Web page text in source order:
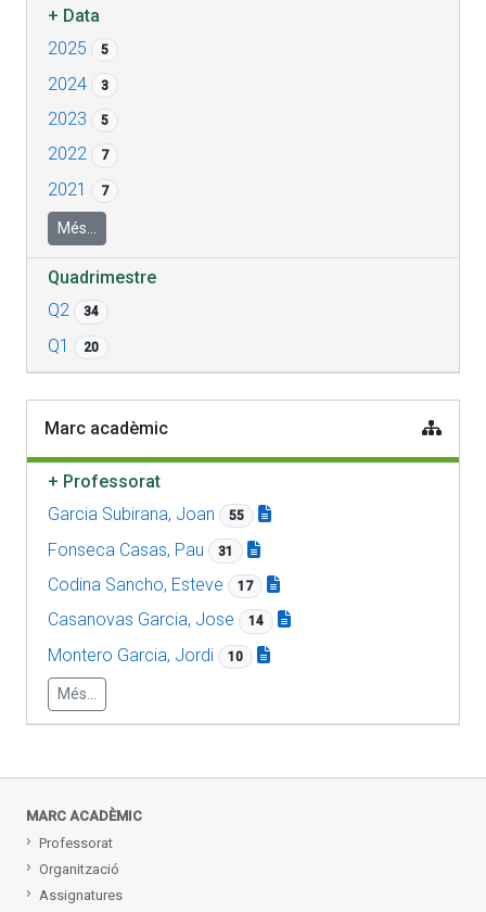
+ Data
2025
5
2024 3
2023 5
2022 7
2021 7
Més...
Quadrimestre
Q2
34
Q1 20
Marc acadèmic
+ Professorat
Garcia Subirana, Joan
55
Fonseca Casas, Pau 31
Codina Sancho, Esteve 17
Casanovas Garcia, Jose 14
Montero Garcia, Jordi 10
Més...
MARC ACADÈMIC
Professorat
Organització
Assignatures